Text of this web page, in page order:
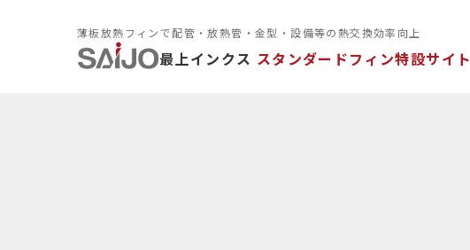
薄板放熱フィンで配管・放熱管・金型・設備等の熱交換効率向上
最上インクス スタンダードフィン特設サイト